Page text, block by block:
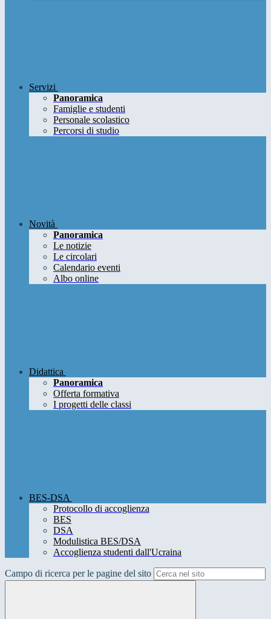
Servizi
Panoramica
Famiglie e studenti
Personale scolastico
Percorsi di studio
Novità
Panoramica
Le notizie
Le circolari
Calendario eventi
Albo online
Didattica
Panoramica
Offerta formativa
I progetti delle classi
BES-DSA
Protocollo di accoglienza
BES
DSA
Modulistica BES/DSA
Accoglienza studenti dall'Ucraina
Campo di ricerca per le pagine del sito